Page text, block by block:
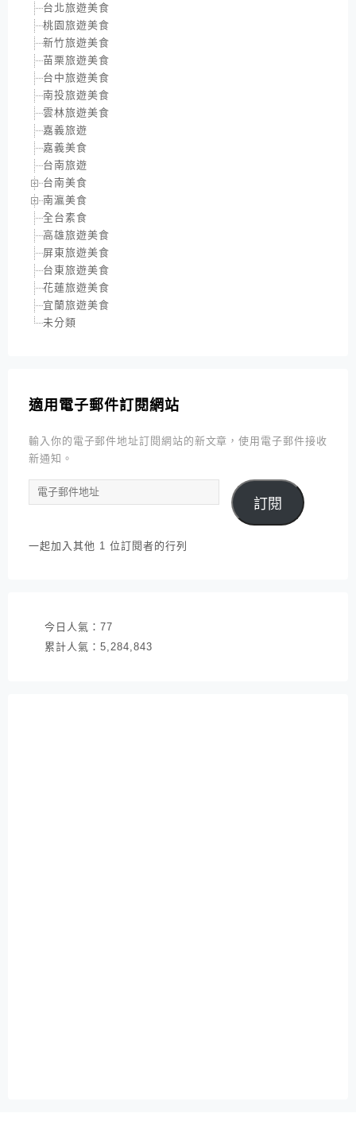
台北旅遊美食
桃園旅遊美食
新竹旅遊美食
苗栗旅遊美食
台中旅遊美食
南投旅遊美食
雲林旅遊美食
嘉義旅遊
嘉義美食
台南旅遊
台南美食
南瀛美食
全台素食
高雄旅遊美食
屏東旅遊美食
台東旅遊美食
花蓮旅遊美食
宜蘭旅遊美食
未分類
適用電子郵件訂閱網站
輸入你的電子郵件地址訂閱網站的新文章，使用電子郵件接收
新通知。
電
子
件
訂閱
一起加入其他 1 位訂閱者的行列
今日人氣： 77
累計人氣： 5,284,843